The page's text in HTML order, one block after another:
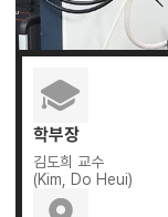
학부장
김도희 교수
(Kim, Do Heui)